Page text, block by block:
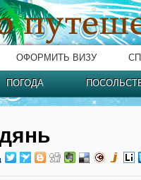
ОФОРМИТЬ ВИЗУ
ПОГОДА